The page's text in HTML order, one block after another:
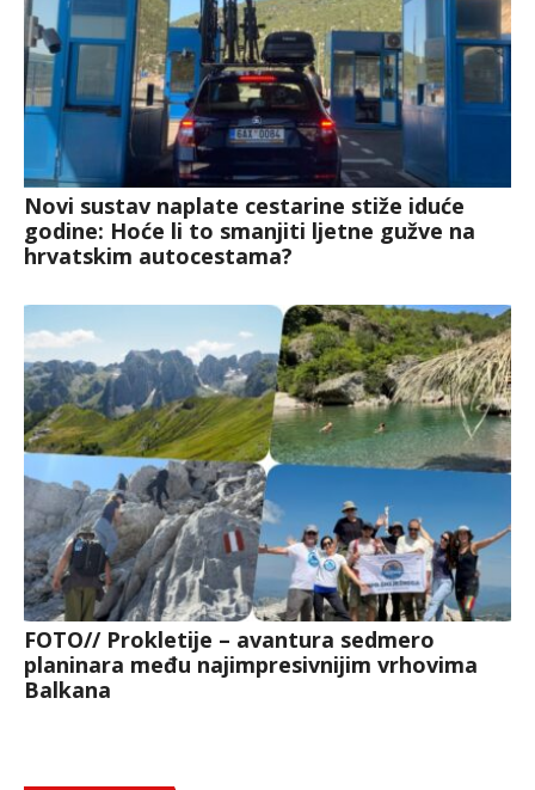
Novi sustav naplate cestarine stiže iduće
godine: Hoće li to smanjiti ljetne gužve na
hrvatskim autocestama?
FOTO// Prokletije – avantura sedmero
planinara među najimpresivnijim vrhovima
Balkana